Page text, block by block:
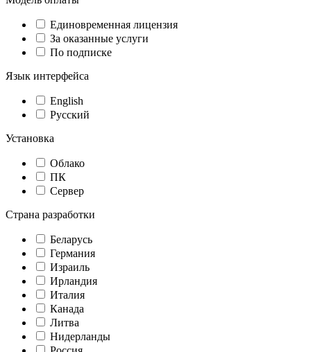
Единовременная лицензия
За оказанные услуги
По подписке
Язык интерфейса
English
Русский
Установка
Облако
ПК
Сервер
Страна разработки
Беларусь
Германия
Израиль
Ирландия
Италия
Канада
Литва
Нидерланды